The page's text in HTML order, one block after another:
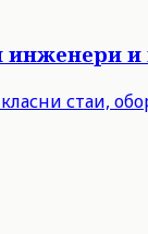
инженери
стаи,